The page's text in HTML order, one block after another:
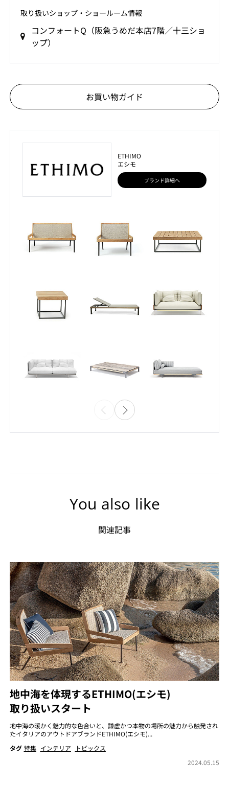
取り扱いショップ‧ショールーム情報
コンフォートQ（阪急うめだ本店7階／十三ショ
ップ）
お買い物ガイド
ETHIMO
エシモ
ブランド詳細へ
You also like
関連記事
地中海を体現するETHIMO(エシモ)
取り扱いスタート
地中海の暖かく魅力的な色合いと、謙虚かつ本物の場所の魅力から触発され
たイタリアのアウトドアブランドETHIMO(エシモ)...
タグ 特集 インテリア
トピックス
2024.05.15